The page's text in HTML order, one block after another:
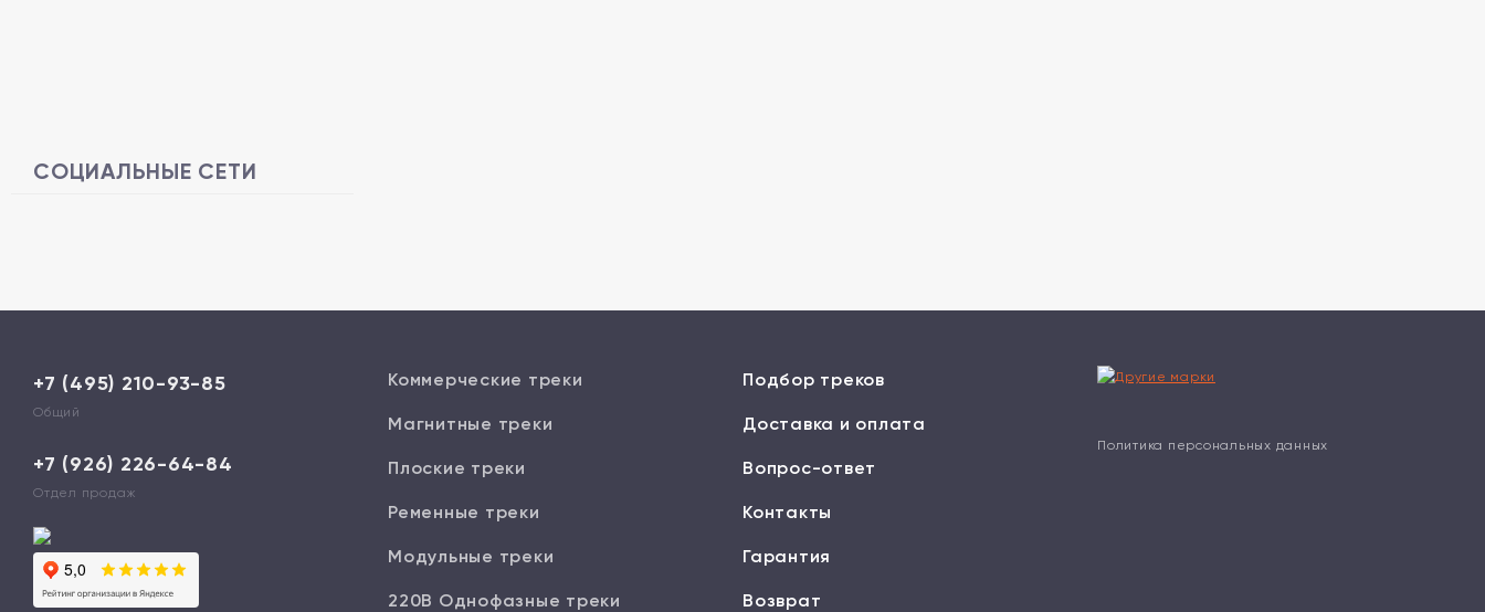
СОЦИАЛЬНЫЕ СЕТИ
+7 (495) 210-93-85
Общий
+7 (926) 226-64-84
Отдел продаж
Коммерческие треки
Магнитные треки
Плоские треки
Ременные треки
Модульные треки
220В Однофазные треки
Подбор треков
Доставка и оплата
Вопрос-ответ
Контакты
Гарантия
Возврат
Политика персональных данных